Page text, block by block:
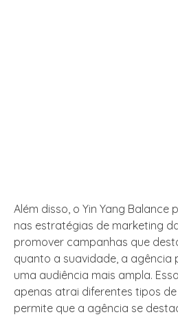
Além disso, o Yin Yang Balance
nas estratégias de marketing
promover campanhas que
quanto a suavidade, a agência
uma audiência mais ampla.
apenas atrai diferentes tipos
permite que a agência se